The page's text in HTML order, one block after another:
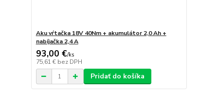
Aku vŕtačka 18V 40Nm + akumulátor 2,0 Ah +
nabíjačka 2,4 A
93,00 €/ks
75,61 € bez DPH
Pridať do košíka